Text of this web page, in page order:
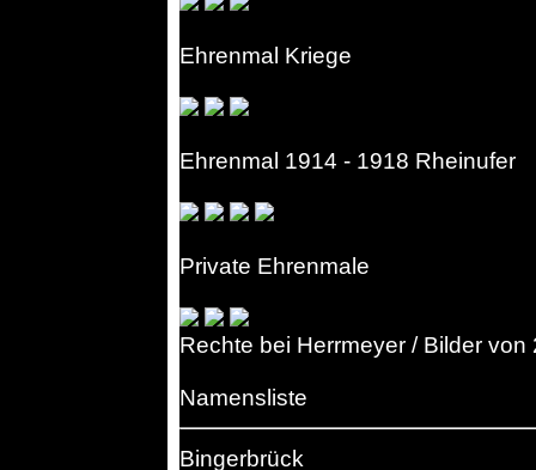
Ehrenmal Kriege
Ehrenmal 1914 - 1918 Rheinufer
Private Ehrenmale
Rechte bei Herrmeyer / Bilder von
Namensliste
Bingerbrück